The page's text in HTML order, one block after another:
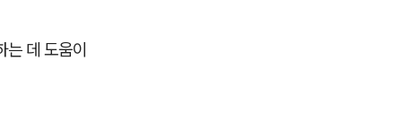
는 데 도움이